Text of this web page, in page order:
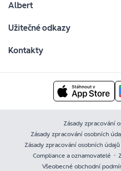
Albert
Užitečné odkazy
Kontakty
Zásady zpracování
Zásady zpracování osobních
Zásady zpracování osobních
Compliance a oznamovatelé
Všeobecné obchodní